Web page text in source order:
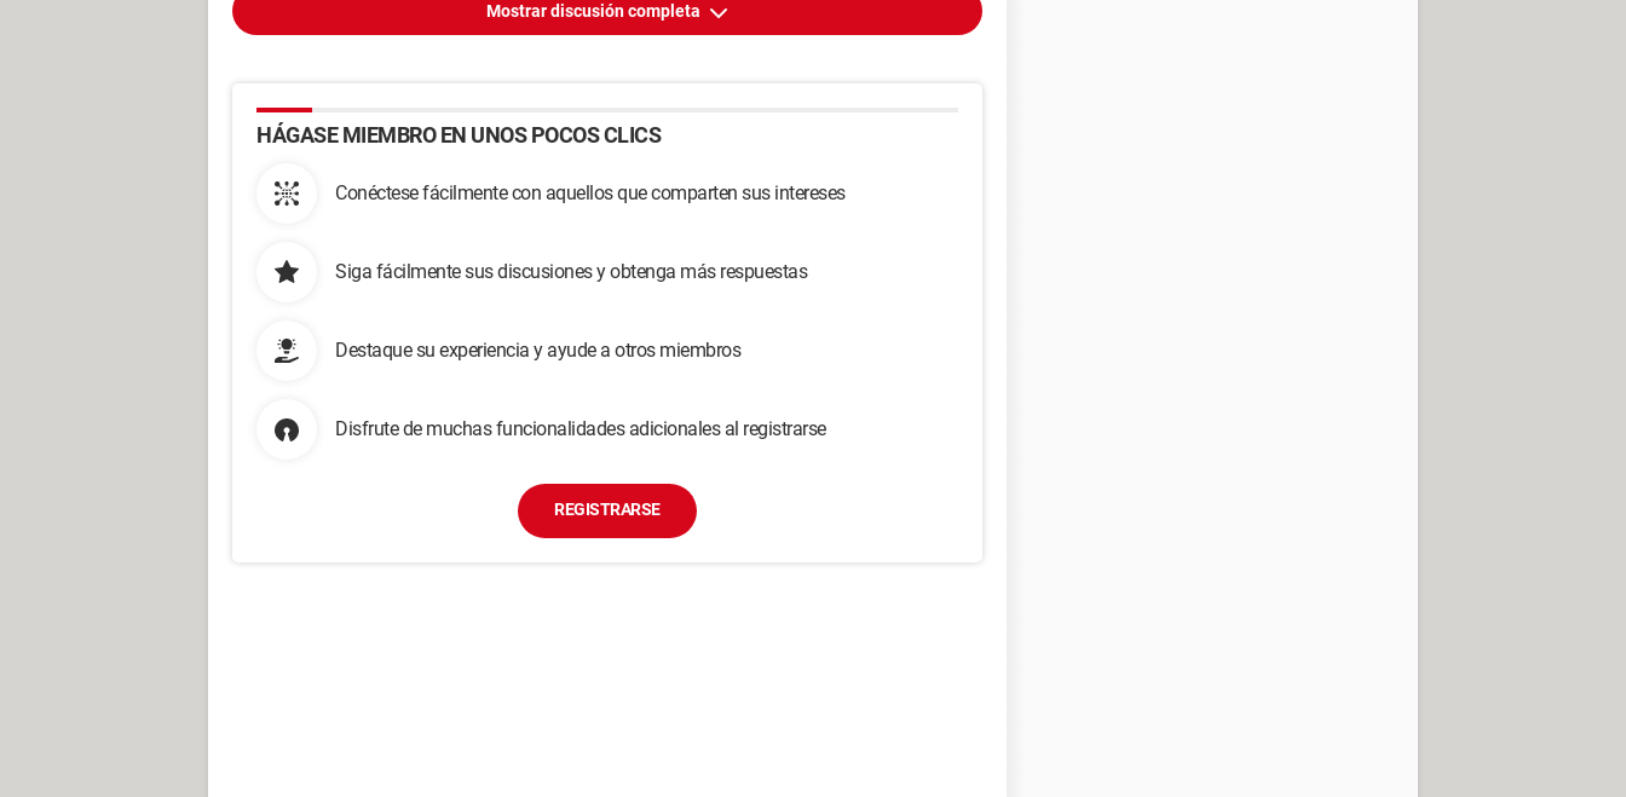
Mostrar discusión completa
HÁGASE MIEMBRO EN UNOS POCOS CLICS
Conéctese fácilmente con aquellos que comparten sus intereses
Siga fácilmente sus discusiones y obtenga más respuestas
Destaque su experiencia y ayude a otros miembros
Disfrute de muchas funcionalidades adicionales al registrarse
REGISTRARSE